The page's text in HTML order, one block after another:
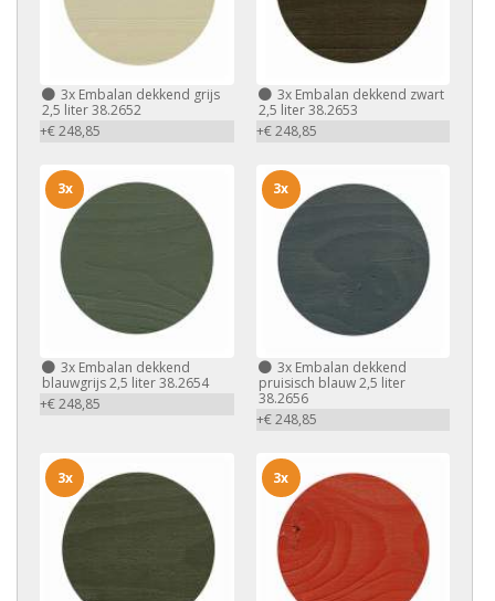
3x Embalan dekkend grijs
2,5 liter 38.2652
+€ 248,85
3xEmbalan dekkend zwart
2,5 liter 38.2653
+€ 248,85
3x Embalan dekkend
blauwgrijs 2,5 liter 38.2654
+€ 248,85
3x
3xEmbalan dekkend
pruisisch blauw 2,5 liter
38.2656
+€ 248,85
3x
3x 3x